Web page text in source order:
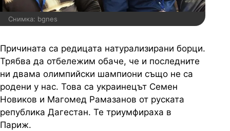
Снимка: bgnes
Причината са редицата натурализирани борци.
Трябва да отбележим обаче, че и последните
ни двама олимпийски шампиони също не са
родени у нас. Това са украинецът Семен
Новиков и Магомед Рамазанов от руската
република Дагестан. Те триумфираха в
Париж.